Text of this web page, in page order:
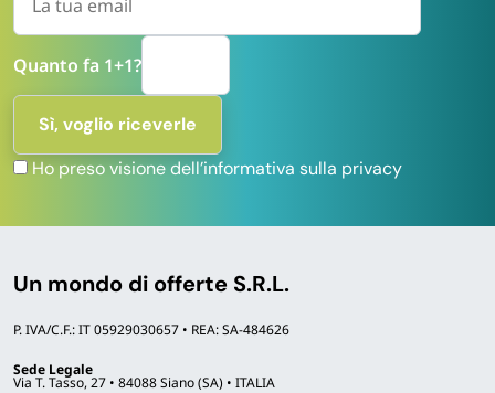
Quanto fa 1+1?
Ho preso visione dell’informativa sulla privacy
Un mondo di offerte S.R.L.
P. IVA/C.F.: IT 05929030657 • REA: SA-484626
Sede Legale
Via T. Tasso, 27 • 84088 Siano (SA) • ITALIA